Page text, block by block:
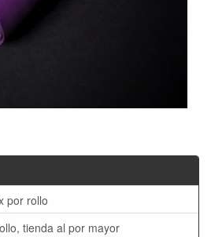
por rollo
tienda al por mayor